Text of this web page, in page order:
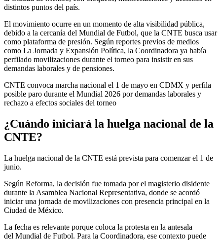
distintos puntos del país.
El movimiento ocurre en un momento de alta visibilidad pública,
debido a la cercanía del Mundial de Futbol, que la CNTE busca usar
como plataforma de presión. Según reportes previos de medios
como La Jornada y Expansión Política, la Coordinadora ya había
perfilado movilizaciones durante el torneo para insistir en sus
demandas laborales y de pensiones.
CNTE convoca marcha nacional el 1 de mayo en CDMX y perfila
posible paro durante el Mundial 2026 por demandas laborales y
rechazo a efectos sociales del torneo
¿Cuándo iniciará la huelga nacional de la
CNTE?
La huelga nacional de la CNTE está prevista para comenzar el 1 de
junio.
Según Reforma, la decisión fue tomada por el magisterio disidente
durante la Asamblea Nacional Representativa, donde se acordó
iniciar una jornada de movilizaciones con presencia principal en la
Ciudad de México.
La fecha es relevante porque coloca la protesta en la antesala
del Mundial de Futbol. Para la Coordinadora, ese contexto puede